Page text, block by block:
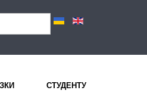
СТУДЕНТУ